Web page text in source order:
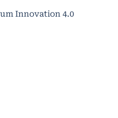
Innovation 4.0